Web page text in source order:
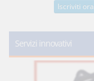
Iscriviti ora
Servizi innovativi